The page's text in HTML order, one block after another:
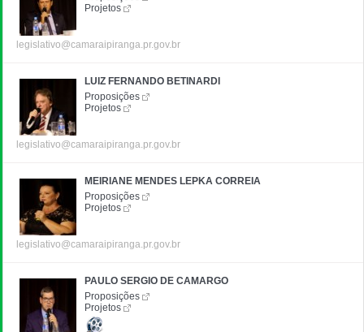
Projetos
legislativo@camaraipiranga.pr.gov.br
LUIZ FERNANDO BETINARDI
Proposições
Projetos
legislativo@camaraipiranga.pr.gov.br
MEIRIANE MENDES LEPKA CORREIA
Proposições
Projetos
legislativo@camaraipiranga.pr.gov.br
PAULO SERGIO DE CAMARGO
Proposições
Projetos